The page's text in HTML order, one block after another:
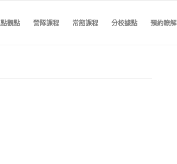
觀點 營隊課程 常態課程 分校據點 預約瞭解